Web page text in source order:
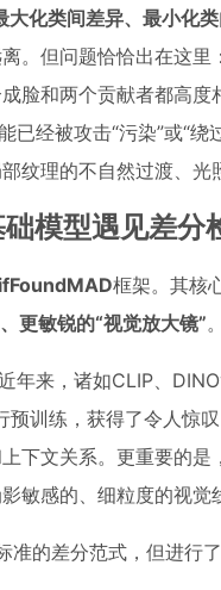
大化类间差异、最小化
。但问题恰恰出在这
脸和两个贡献者都高
已经被攻击“污染”或“
纹理的不自然过渡、
模型遇见差分
框架。其核
更敏锐的“视觉放大镜”
年来，诸如CLIP、
训练，获得了令人惊
下文关系。更重要的
敏感的、细粒度的视觉
准的差分范式，但进行